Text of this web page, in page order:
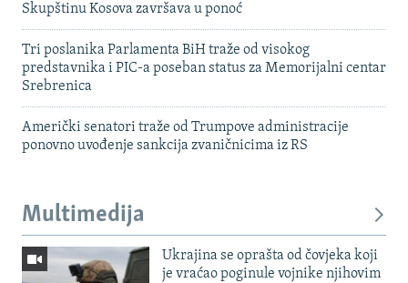
Skupštinu Kosova završava u ponoć
Tri poslanika Parlamenta BiH traže od visokog
predstavnika i PIC-a poseban status za Memorijalni centar
Srebrenica
Američki senatori traže od Trumpove administracije
ponovno uvođenje sankcija zvaničnicima iz RS
Multimedija
Ukrajina se oprašta od čovjeka koji
je vraćao poginule vojnike njihovim